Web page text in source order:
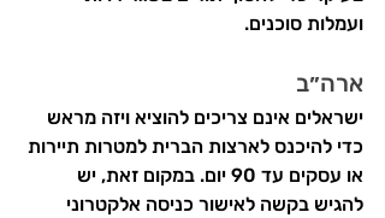
ועמלות סוכנים.
ארה״ב
ישראלים אינם צריכים להוציא ויזה מראש
כדי להיכנס לארצות הברית למטרות תיירות
או עסקים עד 90 יום. במקום זאת, יש
להגיש בקשה לאישור כניסה אלקטרוני